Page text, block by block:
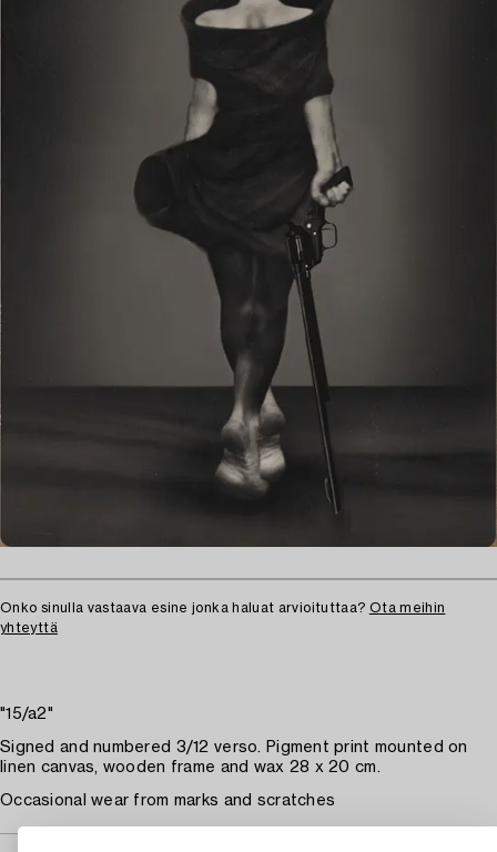
Onko sinulla vastaava esine jonka haluat arvioituttaa? Ota meihin
yhteyttä
"15/a2"
Signed and numbered 3/12 verso. Pigment print mounted on
linen canvas, wooden frame and wax 28 x 20 cm.
Occasional wear from marks and scratches